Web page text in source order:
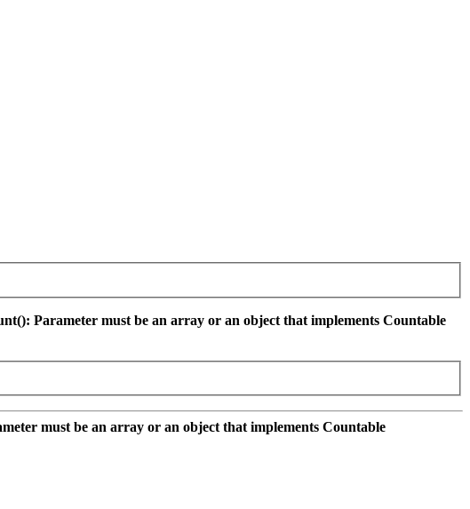
Parameter must be an array or an object that implements Countable
must be an array or an object that implements Countable